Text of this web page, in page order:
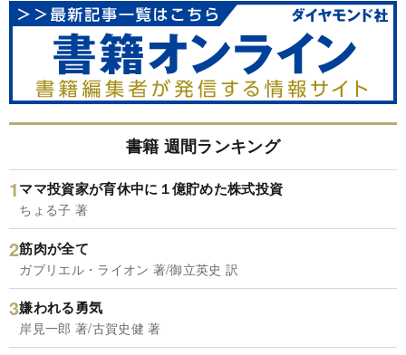
書籍 週間ランキング
ママ投資家が育休中に１億貯めた株式投資
ちょる子 著
筋肉が全て
ガブリエル・ライオン 著/御立英史 訳
嫌われる勇気
岸見一郎 著/古賀史健 著